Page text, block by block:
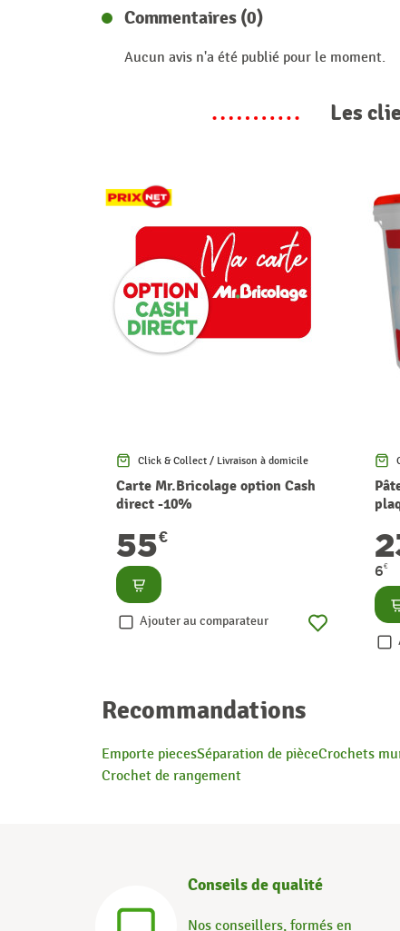
Commentaires (0)
Aucun avis n'a été publié pour le moment.
Les
Click & Collect / Livraison à domicile
Carte Mr.Bricolage option Cash
direct -10%
55€
Consulter
Ajouter au comparateur
6€
Recommandations
Emporte piecesSéparation de pièceCrochets
Crochet de rangement
Conseils de qualité
Nos conseillers, formés en